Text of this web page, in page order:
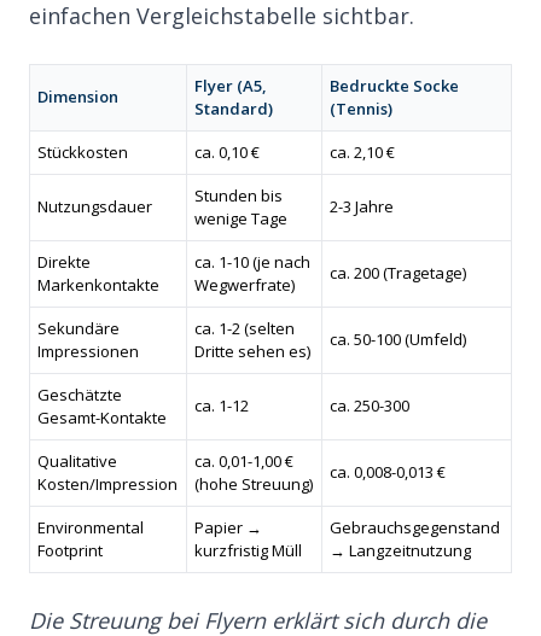
einfachen Vergleichstabelle sichtbar.
Dimension
Flyer (A5,
Standard)
Bedruckte Socke
(Tennis)
Stückkosten
ca. 0,10 € ca. 2,10 €
Nutzungsdauer
Stunden bis
wenige Tage
2-3 Jahre
Direkte
Markenkontakte
ca. 1-10 (je nach
Wegwerfrate)
ca. 200 (Tragetage)
Sekundäre
Impressionen
ca. 1-2 (selten
Dritte sehen es)
ca. 50-100 (Umfeld)
Geschätzte
Gesamt-Kontakte
ca. 1-12 ca. 250-300
Qualitative
Kosten/Impression
ca. 0,01-1,00 €
(hohe Streuung)
ca. 0,008-0,013 €
Environmental
Footprint
Papier →
kurzfristig Müll
Gebrauchsgegenstand
→ Langzeitnutzung
Die Streuung bei Flyern erklärt sich durch die